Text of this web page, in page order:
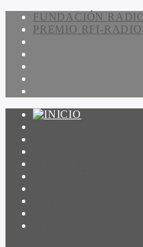
FUNDACIÓN
PREMIO RFI-